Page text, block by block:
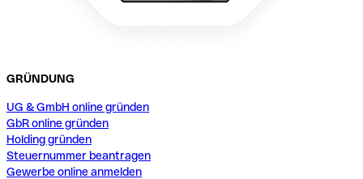
GRÜNDUNG
UG & GmbH online gründen
GbR online gründen
Holding gründen
Steuernummer beantragen
Gewerbe online anmelden